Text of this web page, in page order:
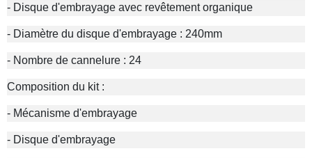
- Disque d'embrayage avec revêtement organique
- Diamètre du disque d'embrayage : 240mm
- Nombre de cannelure : 24
Composition du kit :
- Mécanisme d'embrayage
- Disque d'embrayage